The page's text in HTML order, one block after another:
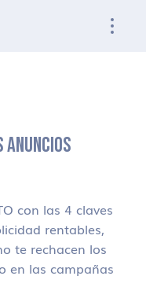
ANUNCIOS
con las 4 claves
rentables,
te rechacen los
en las campañas